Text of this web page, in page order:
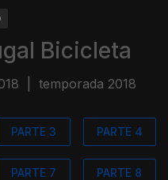
Bicicleta
temporada 2018
PARTE 3 PARTE 4
PARTE 7 PARTE 8